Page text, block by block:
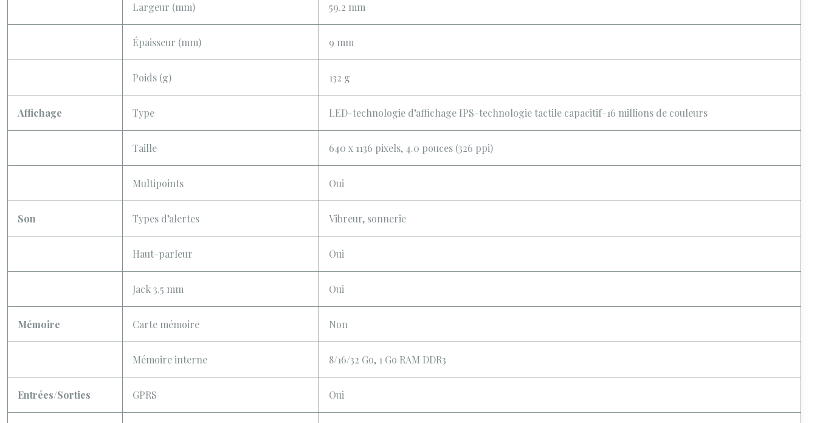
Largeur (mm) 59.2 mm
Épaisseur (mm) 9 mm
Poids (g) 132 g
Affichage Type LED-technologie d’affichage IPS-technologie tactile capacitif-16 millions de couleurs
Taille 640 x 1136 pixels, 4.0 pouces (326 ppi)
Multipoints Oui
Son Types d’alertes Vibreur, sonnerie
Haut-parleur Oui
Jack 3.5 mm Oui
Mémoire Carte mémoire Non
Mémoire interne 8/16/32 Go, 1 Go RAM DDR3
Entrées/Sorties GPRS Oui